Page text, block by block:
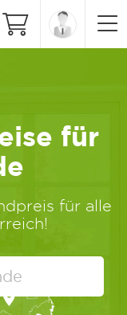
für
für alle